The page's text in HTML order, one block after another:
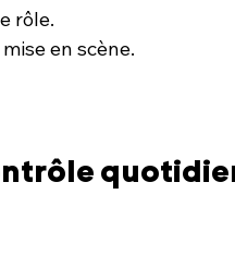
rôle.
en scène.